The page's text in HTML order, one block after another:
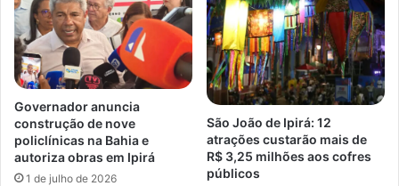
Governador anuncia
construção de nove
policlínicas na Bahia e
autoriza obras em Ipirá
1 de julho de 2026
São João de Ipirá: 12
atrações custarão mais de
R$ 3,25 milhões aos cofres
públicos